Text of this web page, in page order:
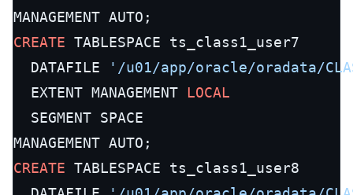
CREATE TABLESPACE ts_class1_user7
  DATAFILE
'/u01/app/oracle/oradata/
  EXTENT MANAGEMENT
LOCAL
  SEGMENT SPACE
CREATE TABLESPACE ts_class1_user8